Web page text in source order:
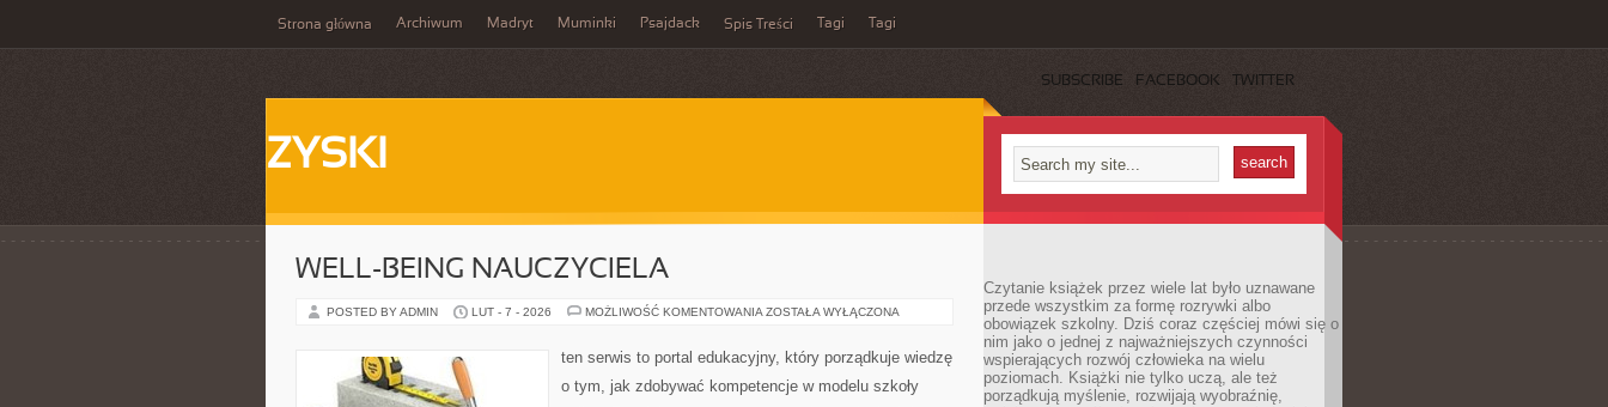
Strona główna Archiwum Madryt Muminki Psajdack Spis Treści Tagi Tagi
SUBSCRIBE FACEBOOK TWITTER
ZYSKI
WELL-BEING NAUCZYCIELA
POSTED BY ADMIN LUT - 7 - 2026 MOŻLIWOŚĆ KOMENTOWANIA WELL-
ZOSTAŁA WYŁĄCZONA
ten serwis to portal edukacyjny, który porządkuje wiedzę
o tym, jak zdobywać kompetencje w modelu szkoły
Czytanie książek przez wiele lat było uznawane
przede wszystkim za formę rozrywki albo
obowiązek szkolny. Dziś coraz częściej mówi się o
nim jako o jednej z najważniejszych czynności
wspierających rozwój człowieka na wielu
poziomach. Książki nie tylko uczą, ale też
porządkują myślenie, rozwijają wyobraźnię,